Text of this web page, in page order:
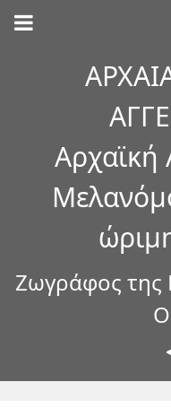
Αρχαϊκή
Ζωγράφος της